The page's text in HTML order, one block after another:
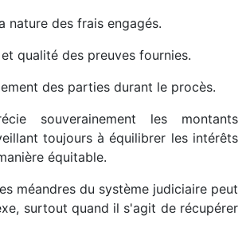
nature des frais engagés.
qualité des preuves fournies.
des parties durant le procès.
souverainement les montants
toujours à équilibrer les intérêts
équitable.
méandres du système judiciaire peut
surtout quand il s'agit de récupérer